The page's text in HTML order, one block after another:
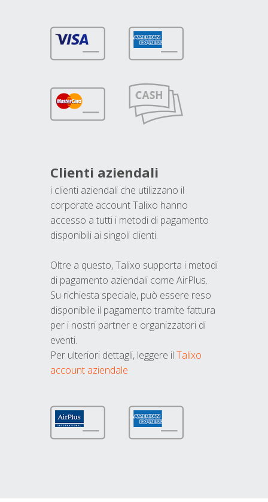
Clienti aziendali
i clienti aziendali che utilizzano il
corporate account Talixo hanno
accesso a tutti i metodi di pagamento
disponibili ai singoli clienti.
Oltre a questo, Talixo supporta i metodi
di pagamento aziendali come AirPlus.
Su richiesta speciale, può essere reso
disponibile il pagamento tramite fattura
per i nostri partner e organizzatori di
eventi.
Per ulteriori dettagli, leggere il Talixo
account aziendale